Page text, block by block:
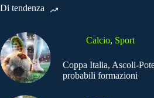
Di tendenza
Calcio, Sport
Coppa Italia, Ascoli-
probabili formazioni